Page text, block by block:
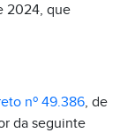
2024, que
nº 49.386, de
da seguinte